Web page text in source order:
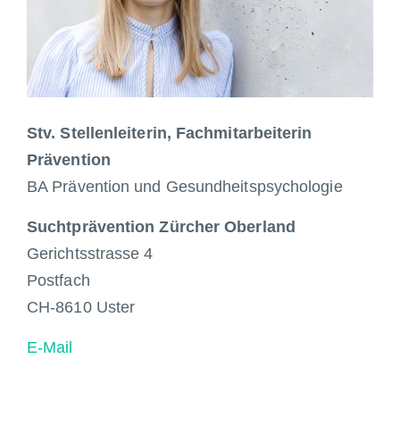
Stv. Stellenleiterin, Fachmitarbeiterin
Prävention
BA Prävention und Gesundheitspsychologie
Suchtprävention Zürcher Oberland
Gerichtsstrasse 4
Postfach
CH-8610 Uster
E-Mail